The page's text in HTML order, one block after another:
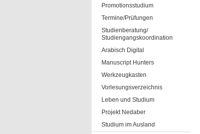
Promotionsstudium
Termine/Prüfungen
Studienberatung/
Studiengangskoordination
Arabisch Digital
Manuscript Hunters
Werkzeugkasten
Vorlesungsverzeichnis
Leben und Studium
Projekt Nedaber
Studium im Ausland